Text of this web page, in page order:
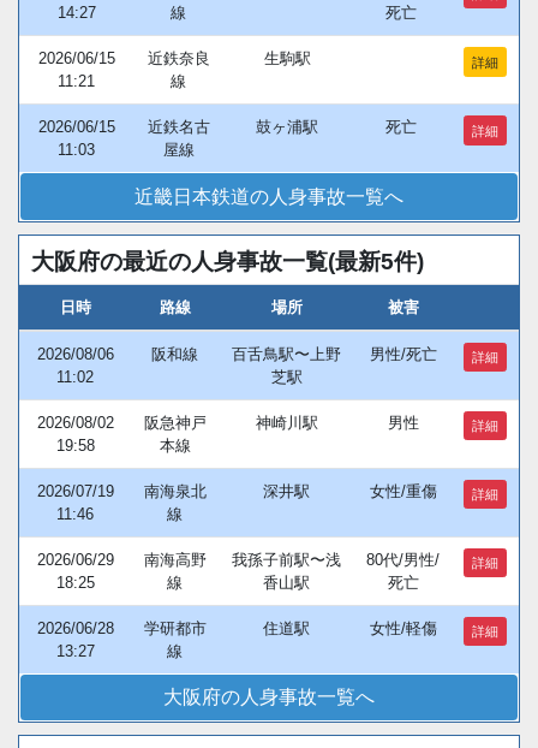
14:27 線 死亡
2026/06/15
11:21
近鉄奈良
線
生駒駅 詳細
2026/06/15
11:03
近鉄名古
屋線
鼓ヶ浦駅 死亡 詳細
近畿日本鉄道の人身事故一覧へ
大阪府の最近の人身事故一覧(最新5件)
日時 路線 場所 被害
2026/08/06
11:02
阪和線
百舌鳥駅〜上野
芝駅
男性/死亡 詳細
2026/08/02
19:58
阪急神戸
本線
神崎川駅 男性 詳細
2026/07/19
11:46
南海泉北
線
深井駅 女性/重傷 詳細
2026/06/29
18:25
南海高野
線
我孫子前駅〜浅
香山駅
80代/男性/
死亡
詳細
2026/06/28
13:27
学研都市
線
住道駅 女性/軽傷 詳細
大阪府の人身事故一覧へ